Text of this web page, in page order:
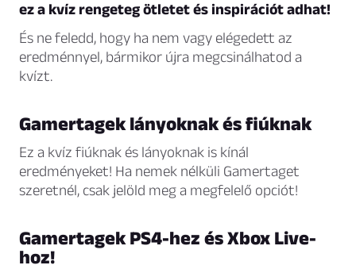
ez a kvíz rengeteg ötletet és inspirációt adhat!
És ne feledd, hogy ha nem vagy elégedett az
eredménnyel, bármikor újra megcsinálhatod a
kvízt.
Gamertagek lányoknak és fiúknak
Ez a kvíz fiúknak és lányoknak is kínál
eredményeket! Ha nemek nélküli Gamertaget
szeretnél, csak jelöld meg a megfelelő opciót!
Gamertagek PS4-hez és Xbox Live-
hoz!